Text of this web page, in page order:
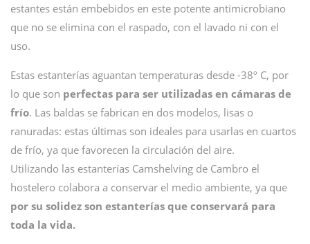
estantes están embebidos en este potente antimicrobiano
que no se elimina con el raspado, con el lavado ni con el
uso.
Estas estanterías aguantan temperaturas desde -38º C, por
lo que son perfectas para ser utilizadas en cámaras de
frío. Las baldas se fabrican en dos modelos, lisas o
ranuradas: estas últimas son ideales para usarlas en cuartos
de frío, ya que favorecen la circulación del aire.
Utilizando las estanterías Camshelving de Cambro el
hostelero colabora a conservar el medio ambiente, ya que
por su solidez son estanterías que conservará para
toda la vida.